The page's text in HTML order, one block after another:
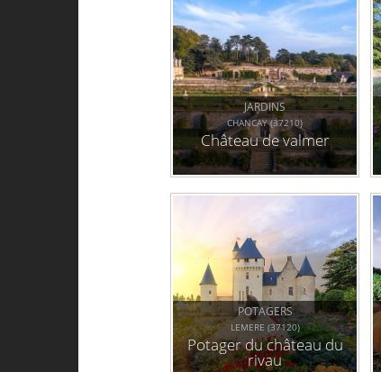
JARDINS
CHANCAY (37210)
Château de valmer
POTAGERS
LEMERE (37120)
Potager du château du
rivau